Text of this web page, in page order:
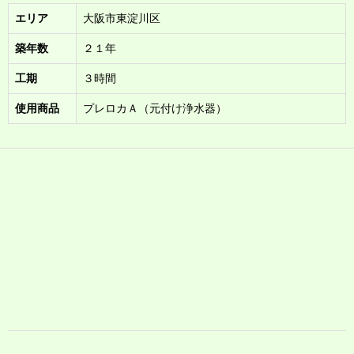
エリア 大阪市東淀川区
築年数 ２１年
工期 ３時間
使用商品 プレロカＡ（元付け浄水器）